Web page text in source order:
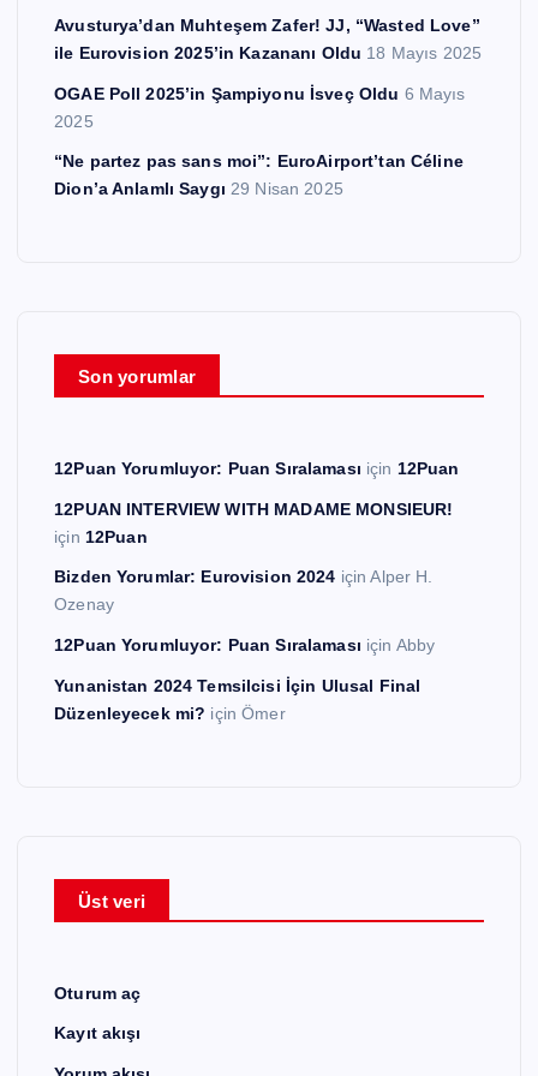
Avusturya’dan Muhteşem Zafer! JJ, “Wasted Love”
ile Eurovision 2025’in Kazananı Oldu 18 Mayıs 2025
OGAE Poll 2025’in Şampiyonu İsveç Oldu 6 Mayıs
2025
“Ne partez pas sans moi”: EuroAirport’tan Céline
Dion’a Anlamlı Saygı 29 Nisan 2025
Son yorumlar
12Puan Yorumluyor: Puan Sıralaması için 12Puan
12PUAN INTERVIEW WITH MADAME MONSIEUR!
için 12Puan
Bizden Yorumlar: Eurovision 2024 içinAlper H.
Ozenay
12Puan Yorumluyor: Puan Sıralaması için Abby
Yunanistan 2024 Temsilcisi İçin Ulusal Final
Düzenleyecek mi? içinÖmer
Üst veri
Oturum aç
Kayıt akışı